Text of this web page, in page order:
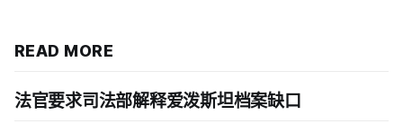
READ MORE
法官要求司法部解释爱泼斯坦档案缺口